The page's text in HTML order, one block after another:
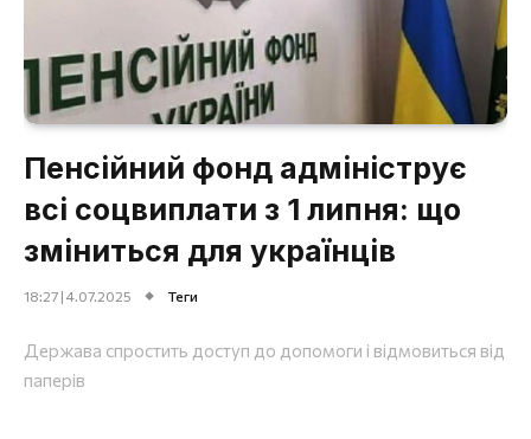
Пенсійний фонд адмініструє
всі соцвиплати з 1 липня: що
зміниться для українців
18:27 | 4.07.2025 Теги
Держава спростить доступ до допомоги і відмовиться від
паперів